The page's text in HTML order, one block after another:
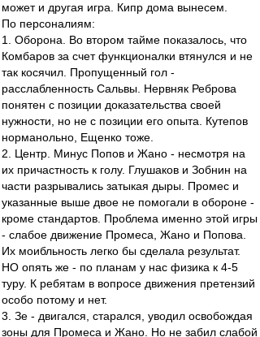
может и другая игра. Кипр дома вынесем.
По персоналиям:
1. Оборона. Во втором тайме показалось, что
Комбаров за счет функционалки втянулся и не
так косячил. Пропущенный гол -
расслабленность Сальвы. Нервняк Реброва
понятен с позиции доказательства своей
нужности, но не с позиции его опыта. Кутепов
норманольно, Ещенко тоже.
2. Центр. Минус Попов и Жано - несмотря на
их причастность к голу. Глушаков и Зобнин на
части разрывались затыкая дыры. Промес и
указанные выше двое не помогали в обороне -
кроме стандартов. Проблема именно этой игры
- слабое движение Промеса, Жано и Попова.
Их моибльность легко бы сделала результат.
НО опять же - по планам у нас физика к 4-5
туру. К ребятам в вопросе движения претензий
особо потому и нет.
3. Зе - двигался, старался, уводил освобождая
зоны для Промеса и Жано. Но не забил слабой